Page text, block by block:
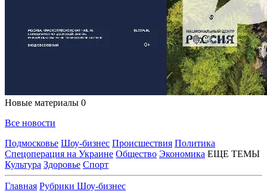
Новые материалы 0
Все новости
Подмосковье Шоу-бизнес Происшествия Политика
Спецоперация на Украине Общество Экономика ЕЩЕ ТЕМЫ
Культура Здоровье Спорт
Главная Рубрики Шоу-бизнес